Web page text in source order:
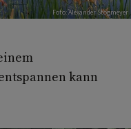
Foto: Alexander Stogmeyer
kann